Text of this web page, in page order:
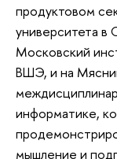
продуктовом
университета в
Московский
ВШЭ, и на
информатике,
мышление и